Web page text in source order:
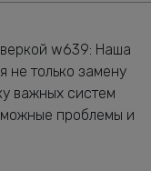
w639: Наша
не только замену
важных систем
проблемы и